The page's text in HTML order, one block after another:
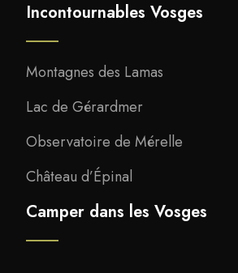
Incontournables Vosges
Montagnes des Lamas
Lac de Gérardmer
Observatoire de Mérelle
Château d’Épinal
Camper dans les Vosges